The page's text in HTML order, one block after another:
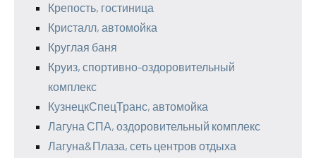
Крепость, гостиница
Кристалл, автомойка
Круглая баня
Круиз, спортивно-оздоровительный
комплекс
КузнецкСпецТранс, автомойка
Лагуна СПА, оздоровительный комплекс
Лагуна&Плаза, сеть центров отдыха